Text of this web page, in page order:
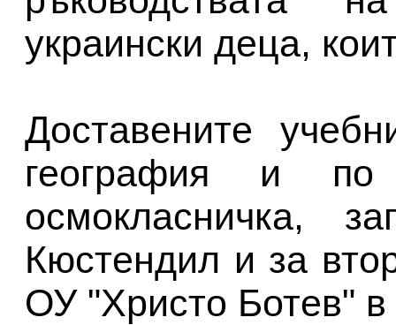
украински деца,
Доставените
география и
осмокласничка,
Кюстендил и за
ОУ "Христо Ботев"